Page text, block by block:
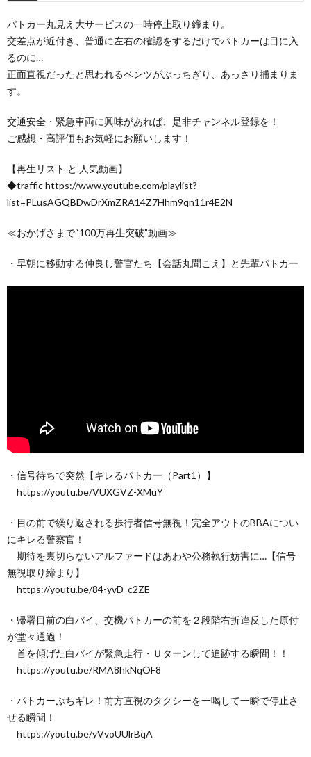
パトカー丸見え大サービスの一時停止取り締まり。
交差点が近付き、普通に左右の確認をするだけでパトカーは目に入
るのに…
正面直視だったと思われるベンツがぶっちぎり、あっさり捕まりま
す。
交通安全・緊急車両に興味があれば、是非チャンネル登録を！
ご感想・高評価もお気軽にお願いします！
【再生リスト と 人気動画】
◆traffic https://www.youtube.com/playlist?
list=PLusAGQBDwDrXmZRA14Z7Hhm9qn11r4E2N
≪おかげさまで“100万再生突破”動画≫
・早朝に移動する仲良し警官たち【会話丸聞こえ】と先輩パトカー
・信号待ちで突然【キレるパトカー（Part1）】
https://youtu.be/VUXGVZ-XMuY
・目の前で繰り返される歩行者信号無視！完全アウトのBBAについ
にキレる警察官！
期待を裏切らないアルファードはあわや公務執行妨害に…【信号
無視取り締まり】
https://youtu.be/84-yvD_c2ZE
・帰署目前の白バイ、交機パトカーの前を２段階右折違反した原付
が堂々通過！
首を傾げた白バイが緊急走行・Ｕターンして追跡する瞬間！！
https://youtu.be/RMA8hkNqOF8
・パトカーぶちギレ！前方直視のタクシーを一喝して一瞬で停止さ
せる瞬間！
https://youtu.be/yVvoUUlrBqA